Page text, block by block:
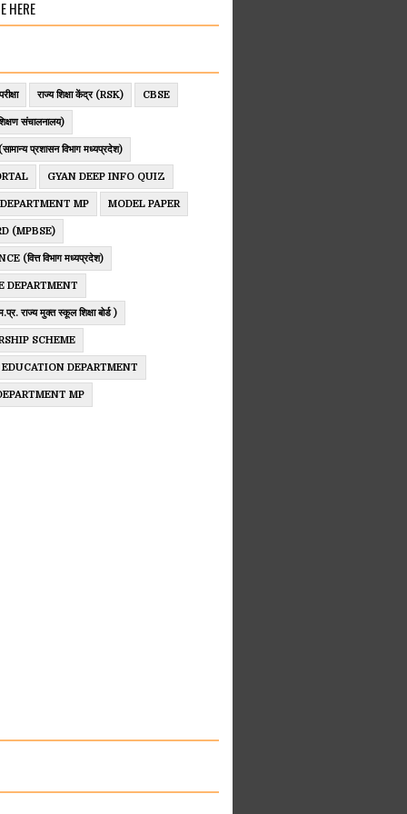
HERE
राज्य शिक्षा केंद्र (RSK) CBSE
संचालनालय)
प्रशासन विभाग मध्यप्रदेश)
GYAN DEEP INFO QUIZ
MP MODEL PAPER
(MPBSE)
(वित्त विभाग मध्यप्रदेश)
DEPARTMENT
राज्य मुक्त स्कूल शिक्षा बोर्ड )
SCHEME
DEPARTMENT
MP